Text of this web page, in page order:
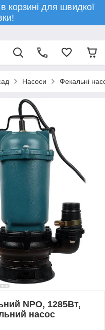
корзині для швидкої
Насоси Фекальні
NPO, 1285Вт,
насос